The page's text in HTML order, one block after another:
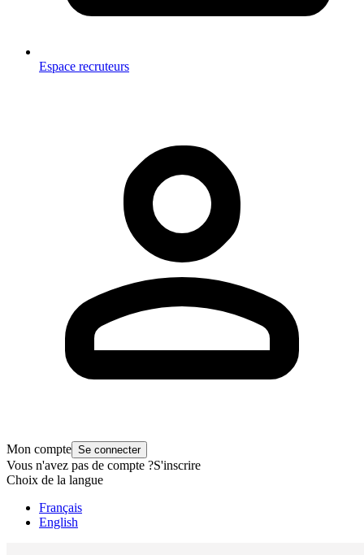
Espace recruteurs
Mon compte Se connecter
Vous n'avez pas de compte ?S'inscrire
Choix de la langue
Français
English